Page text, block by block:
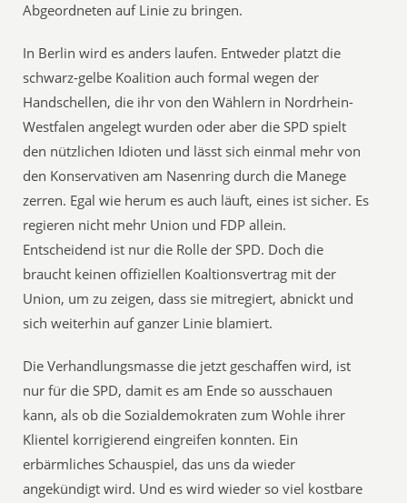
Abgeordneten auf Linie zu bringen.
In Berlin wird es anders laufen. Entweder platzt die
schwarz-gelbe Koalition auch formal wegen der
Handschellen, die ihr von den Wählern in Nordrhein-
Westfalen angelegt wurden oder aber die SPD spielt
den nützlichen Idioten und lässt sich einmal mehr von
den Konservativen am Nasenring durch die Manege
zerren. Egal wie herum es auch läuft, eines ist sicher. Es
regieren nicht mehr Union und FDP allein.
Entscheidend ist nur die Rolle der SPD. Doch die
braucht keinen offiziellen Koaltionsvertrag mit der
Union, um zu zeigen, dass sie mitregiert, abnickt und
sich weiterhin auf ganzer Linie blamiert.
Die Verhandlungsmasse die jetzt geschaffen wird, ist
nur für die SPD, damit es am Ende so ausschauen
kann, als ob die Sozialdemokraten zum Wohle ihrer
Klientel korrigierend eingreifen konnten. Ein
erbärmliches Schauspiel, das uns da wieder
angekündigt wird. Und es wird wieder so viel kostbare